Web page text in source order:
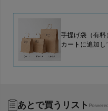
手提げ袋（有料
カートに追加し
あとで買うリスト